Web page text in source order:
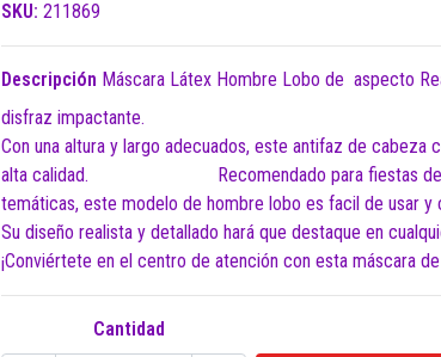
SKU: 211869
Descripción Máscara Látex Hombre Lobo de aspecto
disfraz impactante.
Con una altura y largo adecuados, este antifaz de
alta calidad. Recomendado para fiestas de
temáticas, este modelo de hombre lobo es facil de usar y
Su diseño realista y detallado hará que destaque en
¡Conviértete en el centro de atención con esta máscara
Cantidad